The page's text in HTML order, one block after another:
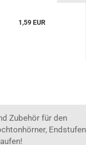
1,59 EUR
Zubehör für den
Endstufen